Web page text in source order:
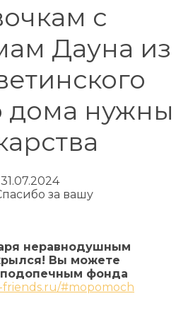
с
Дауна из
дома нужны
31.07.2024
за вашу
неравнодушным
Вы можете
фонда
friends.ru/#mopomoch